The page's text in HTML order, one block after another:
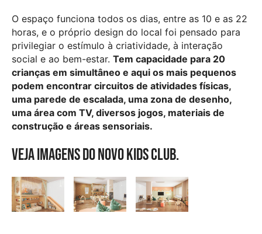
O espaço funciona todos os dias, entre as 10 e as 22
horas, e o próprio design do local foi pensado para
privilegiar o estímulo à criatividade, à interação
social e ao bem-estar. Tem capacidade para 20
crianças em simultâneo e aqui os mais pequenos
podem encontrar circuitos de atividades físicas,
uma parede de escalada, uma zona de desenho,
uma área com TV, diversos jogos, materiais de
construção e áreas sensoriais.
Veja imagens do novo kids club.